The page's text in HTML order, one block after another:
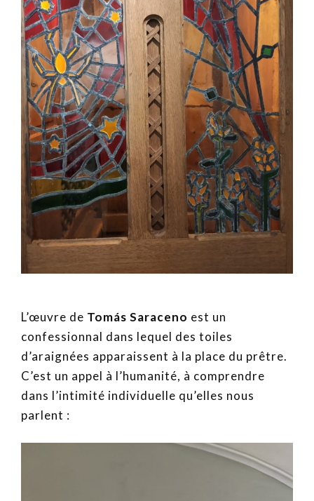
L’œuvre de Tomás Saraceno est un
confessionnal dans lequel des toiles
d’araignées apparaissent à la place du prêtre.
C’est un appel à l’humanité, à comprendre
dans l’intimité individuelle qu’elles nous
parlent :